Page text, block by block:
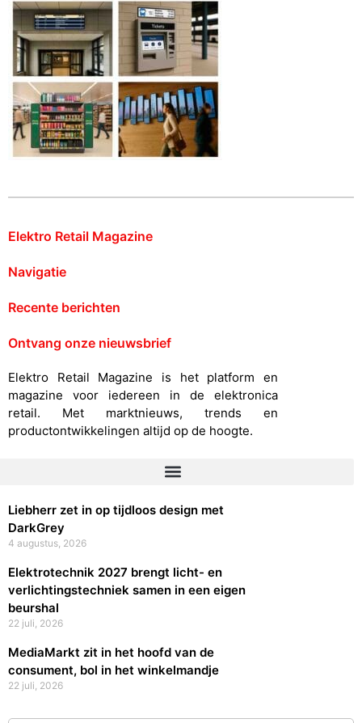
Elektro Retail Magazine
Navigatie
Recente berichten
Ontvang onze nieuwsbrief
Elektro Retail Magazine is het platform en
magazine voor iedereen in de elektronica
retail. Met marktnieuws, trends en
productontwikkelingen altijd op de hoogte.
Liebherr zet in op tijdloos design met
DarkGrey
4 augustus, 2026
Elektrotechnik 2027 brengt licht- en
verlichtingstechniek samen in een eigen
beurshal
22 juli, 2026
MediaMarkt zit in het hoofd van de
consument, bol in het winkelmandje
22 juli, 2026